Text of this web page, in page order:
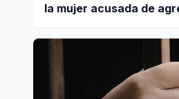
la mujer acusada de